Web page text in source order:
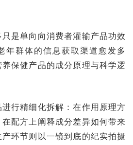
是单向向消费者灌输产品功效
年群体的信息获取渠道愈发多
保健产品的成分原理与科学逻
行精细化拆解：在作用原理方
配方上阐释成分差异如何带来
环节则以一镜到底的纪实拍摄